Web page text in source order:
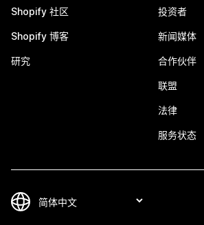
Shopify 社区
Shopify 博客
研究
投资者
新闻媒体
合作伙伴
联盟
法律
服务状态